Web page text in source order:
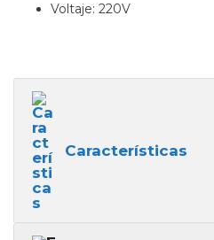
Voltaje: 220V
Características